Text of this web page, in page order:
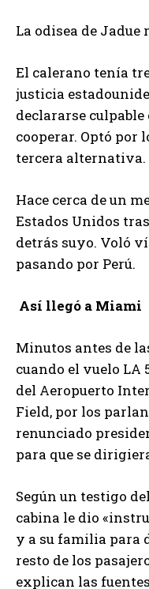
La odisea de Jadue
El calerano tenía
justicia
declararse
cooperar. Optó por
tercera alternativa.
Hace cerca de un
Estados Unidos
detrás suyo. Voló
pasando por Perú.
Así llegó a Miami
Minutos antes de
cuando el vuelo LA
del Aeropuerto
Field, por los
renunciado
para que se
Según un testigo
cabina le dio
y a su familia para
resto de los
explican las